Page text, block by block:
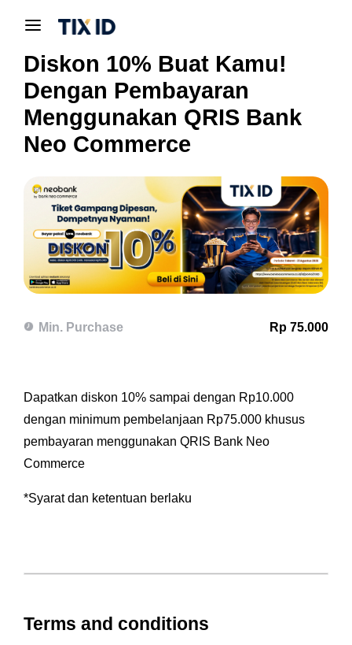
Diskon 10% Buat Kamu!
Dengan Pembayaran
Menggunakan QRIS Bank
Neo Commerce
Min. Purchase Rp 75.000
Dapatkan diskon 10% sampai dengan Rp10.000
dengan minimum pembelanjaan Rp75.000 khusus
pembayaran menggunakan QRIS Bank Neo
Commerce
*Syarat dan ketentuan berlaku
Terms and conditions